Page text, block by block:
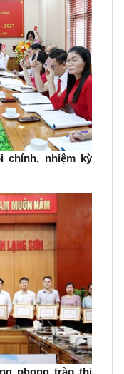
chính, nhiệm kỳ
phong trào thi